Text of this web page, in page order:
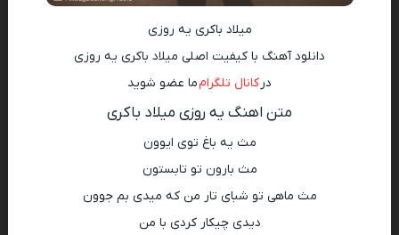
میلاد باکری یه روزی
دانلود آهنگ با کیفیت اصلی میلاد باکری یه روزی
در کانال تلگرامما عضو شوید
متن اهنگ یه روزی میلاد باکری
مث یه باغ توی ایوون
مث بارون تو تابستون
مث ماهی تو شبای تار من که میدی بم جوون
دیدی چیکار کردی با من